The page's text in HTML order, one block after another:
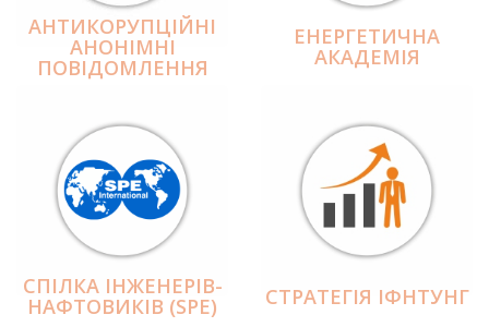
АНТИКОРУПЦІЙНІ
АНОНІМНІ
ПОВІДОМЛЕННЯ
ЕНЕРГЕТИЧНА
АКАДЕМІЯ
СПІЛКА ІНЖЕНЕРІВ-
НАФТОВИКІВ (SPE) СТРАТЕГІЯ ІФНТУНГ